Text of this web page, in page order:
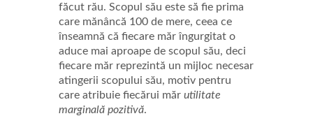
făcut rău. Scopul său este să fie prima
care mănâncă 100 de mere, ceea ce
înseamnă că fiecare măr îngurgitat o
aduce mai aproape de scopul său, deci
fiecare măr reprezintă un mijloc necesar
atingerii scopului său, motiv pentru
care atribuie fiecărui măr utilitate
marginală pozitivă.